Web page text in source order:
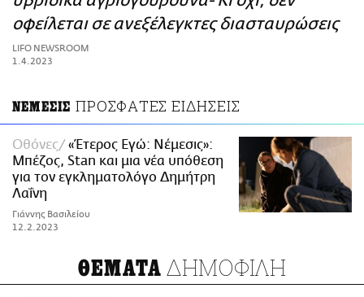
ΑΜΠΑ
PRINT
οφείλεται σε ανεξέλεγκτες διασταυρώσεις
LIFO NEWSROOM
1.4.2023
ΝΕΜΕΣΙΣ ΠΡΟΣΦΑΤΕΣ ΕΙΔΗΣΕΙΣ
Οθόνες
«Έτερος Εγώ: Νέμεσις»:
Μπέζος, Stan και μια νέα υπόθεση
για τον εγκληματολόγο Δημήτρη
Λαΐνη
Γιάννης Βασιλείου
12.2.2023
ΘΕΜΑΤΑ ΔΗΜΟΦΙΛΗ